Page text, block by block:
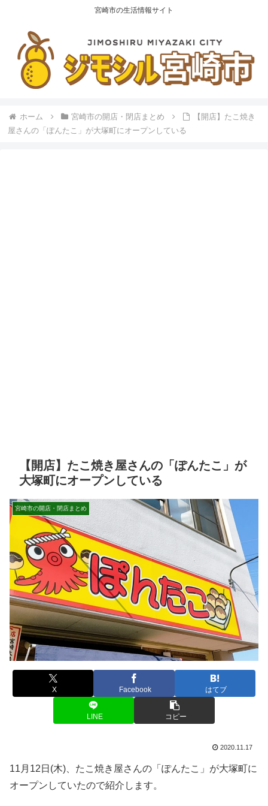
宮崎市の生活情報サイト
ホーム 宮崎市の開店・閉店まとめ
【開店】たこ焼き
屋さんの「ぽんたこ」が大塚町にオープンしている
【開店】たこ焼き屋さんの「ぽんたこ」が
大塚町にオープンしている
宮崎市の開店・閉店まとめ
X Facebook はてブ
LINE コピー
2020.11.17
11月12日(木)、たこ焼き屋さんの「ぽんたこ」が大塚町に
オープンしていたので紹介します。